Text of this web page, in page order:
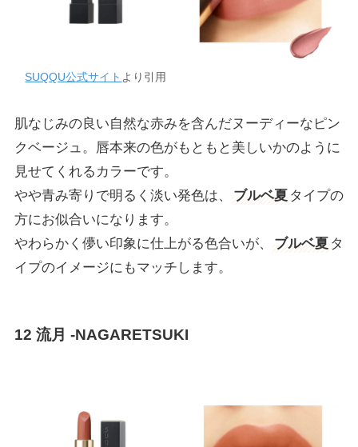
SUQQU公式サイト より引用
肌なじみの良い自然な赤みを含んだヌーディーなピン
クベージュ。唇本来の色がもともと美しいかのように
見せてくれるカラーです。
やや青み寄りで明るく淡い発色は、
ブルベ夏 タイプの
方にお似合いになります。
やわらかく儚い印象に仕上がる色合いが、
ブルベ夏 タ
イプのイメージにもマッチします。
12 流月 -NAGARETSUKI